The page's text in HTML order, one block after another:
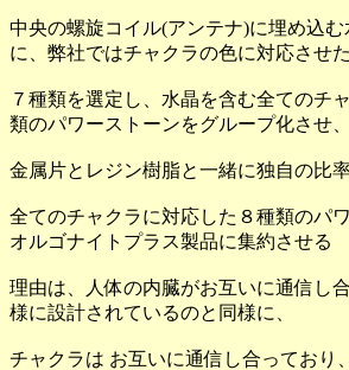
中央の螺旋コイル(アンテナ)に埋め込む
に、弊社ではチャクラの色に対応させた
７種類を選定し、水晶を含む全てのチ
類のパワーストーンをグループ化させ、
金属片とレジン樹脂と一緒に独自の比
全てのチャクラに対応した８種類のパ
オルゴナイトプラス製品に集約させる
理由は、人体の内臓がお互いに通信し
様に設計されているのと同様に、
チャクラは お互いに通信し合っており